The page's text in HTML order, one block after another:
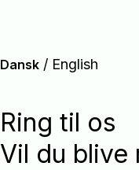
Dansk / English
Ring til os
Vil du blive